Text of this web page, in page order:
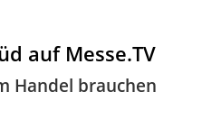
auf Messe.TV
Handel brauchen